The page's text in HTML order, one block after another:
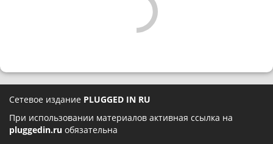
Сетевое издание PLUGGED IN RU
При использовании материалов активная ссылка на
pluggedin.ru обязательна